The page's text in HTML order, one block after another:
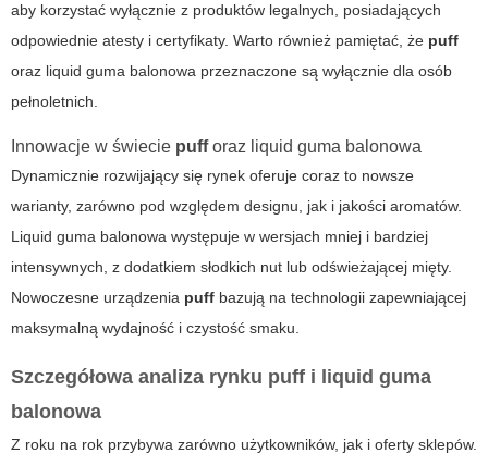
aby korzystać wyłącznie z produktów legalnych, posiadających
odpowiednie atesty i certyfikaty. Warto również pamiętać, że puff
oraz liquid guma balonowa przeznaczone są wyłącznie dla osób
pełnoletnich.
Innowacje w świecie pufforaz liquid guma balonowa
Dynamicznie rozwijający się rynek oferuje coraz to nowsze
warianty, zarówno pod względem designu, jak i jakości aromatów.
Liquid guma balonowa występuje w wersjach mniej i bardziej
intensywnych, z dodatkiem słodkich nut lub odświeżającej mięty.
Nowoczesne urządzenia puff bazują na technologii zapewniającej
maksymalną wydajność i czystość smaku.
Szczegółowa analiza rynku puff i liquid guma
balonowa
Z roku na rok przybywa zarówno użytkowników, jak i oferty sklepów.